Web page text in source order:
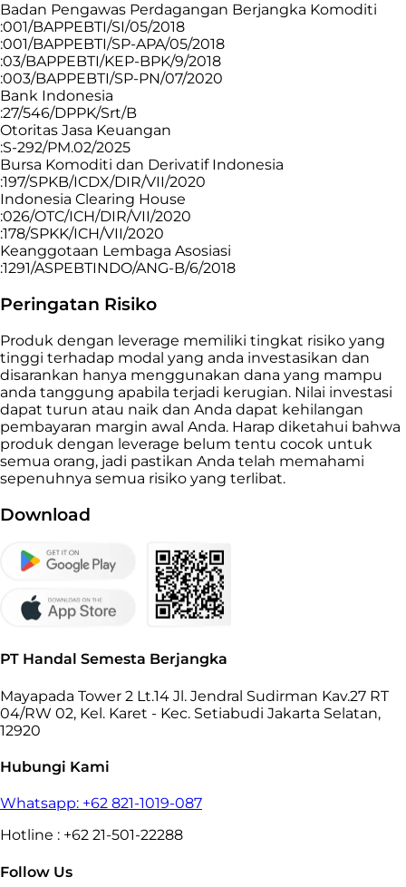
Badan Pengawas Perdagangan Berjangka Komoditi
:001/BAPPEBTI/SI/05/2018
:001/BAPPEBTI/SP-APA/05/2018
:03/BAPPEBTI/KEP-BPK/9/2018
:003/BAPPEBTI/SP-PN/07/2020
Bank Indonesia
:27/546/DPPK/Srt/B
Otoritas Jasa Keuangan
:S-292/PM.02/2025
Bursa Komoditi dan Derivatif Indonesia
:197/SPKB/ICDX/DIR/VII/2020
Indonesia Clearing House
:026/OTC/ICH/DIR/VII/2020
:178/SPKK/ICH/VII/2020
Keanggotaan Lembaga Asosiasi
:1291/ASPEBTINDO/ANG-B/6/2018
Peringatan Risiko
Produk dengan leverage memiliki tingkat risiko yang
tinggi terhadap modal yang anda investasikan dan
disarankan hanya menggunakan dana yang mampu
anda tanggung apabila terjadi kerugian. Nilai investasi
dapat turun atau naik dan Anda dapat kehilangan
pembayaran margin awal Anda. Harap diketahui bahwa
produk dengan leverage belum tentu cocok untuk
semua orang, jadi pastikan Anda telah memahami
sepenuhnya semua risiko yang terlibat.
Download
PT Handal Semesta Berjangka
Mayapada Tower 2 Lt.14 Jl. Jendral Sudirman Kav.27 RT
04/RW 02, Kel. Karet - Kec. Setiabudi Jakarta Selatan,
12920
Hubungi Kami
Whatsapp: +62 821-1019-087
Hotline : +62 21-501-22288
Follow Us